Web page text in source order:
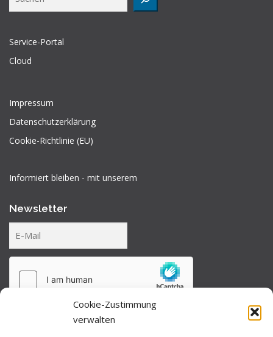
Cookie-Zustimmung
verwalten
Service-Portal
Cloud
Impressum
Datenschutzerklärung
Cookie-Richtlinie (EU)
Informiert bleiben - mit unserem
Newsletter